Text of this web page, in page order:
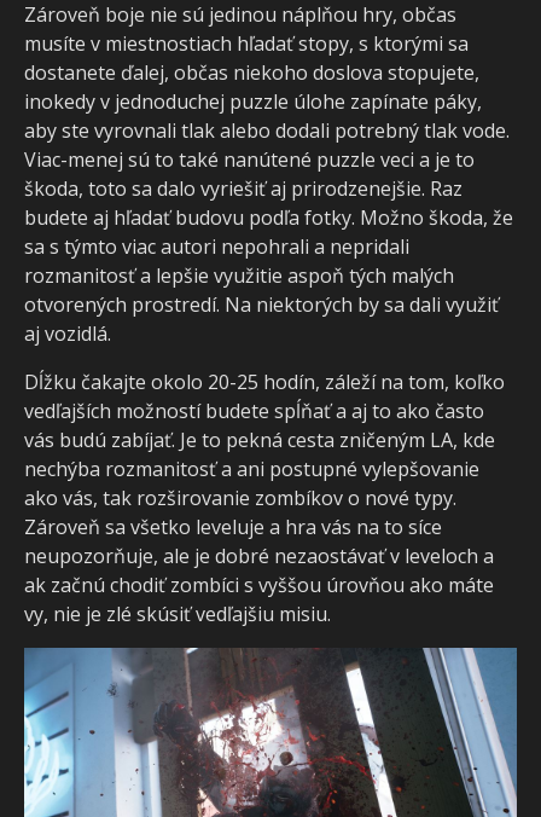
Zároveň boje nie sú jedinou náplňou hry, občas
musíte v miestnostiach hľadať stopy, s ktorými sa
dostanete ďalej, občas niekoho doslova stopujete,
inokedy v jednoduchej puzzle úlohe zapínate páky,
aby ste vyrovnali tlak alebo dodali potrebný tlak vode.
Viac-menej sú to také nanútené puzzle veci a je to
škoda, toto sa dalo vyriešiť aj prirodzenejšie. Raz
budete aj hľadať budovu podľa fotky. Možno škoda, že
sa s týmto viac autori nepohrali a nepridali
rozmanitosť a lepšie využitie aspoň tých malých
otvorených prostredí. Na niektorých by sa dali využiť
aj vozidlá.
Dĺžku čakajte okolo 20-25 hodín, záleží na tom, koľko
vedľajších možností budete spĺňať a aj to ako často
vás budú zabíjať. Je to pekná cesta zničeným LA, kde
nechýba rozmanitosť a ani postupné vylepšovanie
ako vás, tak rozširovanie zombíkov o nové typy.
Zároveň sa všetko leveluje a hra vás na to síce
neupozorňuje, ale je dobré nezaostávať v leveloch a
ak začnú chodiť zombíci s vyššou úrovňou ako máte
vy, nie je zlé skúsiť vedľajšiu misiu.